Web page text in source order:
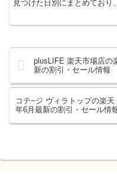
見つけた日別にまとめており
plusLIFE 楽天市場店の
新の割引・セール情報
コテ−ジ ヴィラトップの楽
年6月最新の割引・セール情